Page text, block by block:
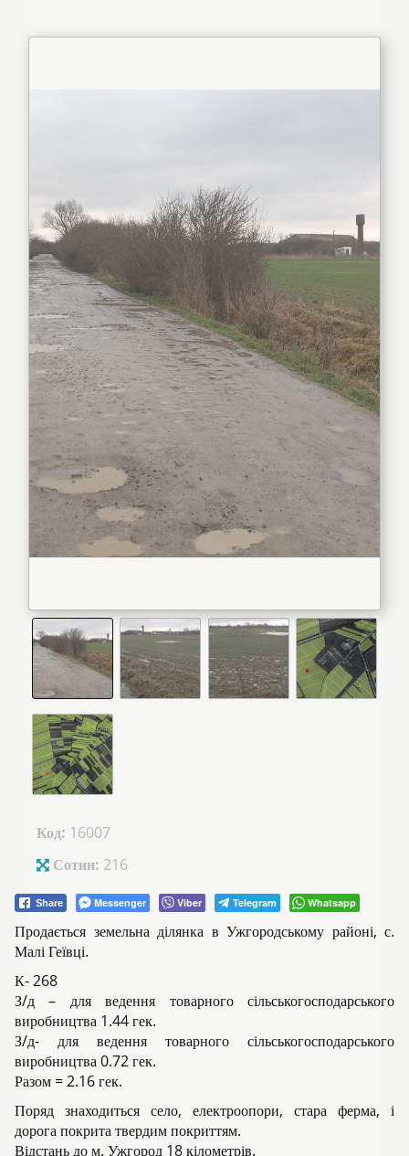
Код: 16007
Сотин: 216
Share Messenger Viber Telegram Whatsapp
Продається земельна ділянка в Ужгородському районі, с.
Малі Геївці.
К- 268
З/д – для ведення товарного сільськогосподарського
виробництва 1.44 гек.
З/д- для ведення товарного сільськогосподарського
виробництва 0.72 гек.
Разом = 2.16 гек.
Поряд знаходиться село, електроопори, стара ферма, і
дорога покрита твердим покриттям.
Відстань до м. Ужгород 18 кілометрів.